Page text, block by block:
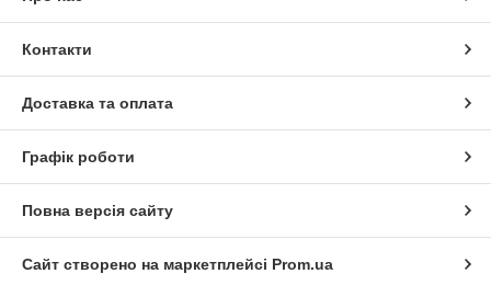
Контакти
Доставка та оплата
Графік роботи
Повна версія сайту
Сайт створено на маркетплейсі Prom.ua